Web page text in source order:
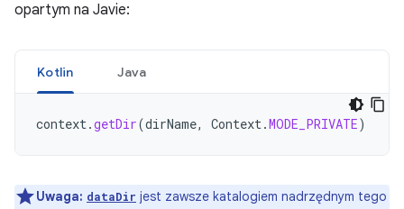
opartym na Javie:
Kotlin Java
context.getDir(dirName, Context.MODE_PRIVATE)
Uwaga: dataDir jest zawsze katalogiem nadrzędnym tego